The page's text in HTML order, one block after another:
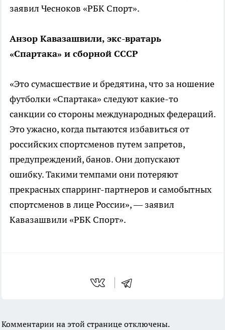
заявил Чесноков «РБК Спорт».
Анзор Кавазашвили, экс-вратарь
«Спартака» и сборной СССР
«Это сумасшествие и бредятина, что за ношение
футболки «Спартака» следуют какие-то
санкции со стороны международных федераций.
Это ужасно, когда пытаются избавиться от
российских спортсменов путем запретов,
предупреждений, банов. Они допускают
ошибку. Такими темпами они потеряют
прекрасных спарринг-партнеров и самобытных
спортсменов в лице России», — заявил
Кавазашвили «РБК Спорт».
Комментарии на этой странице отключены.